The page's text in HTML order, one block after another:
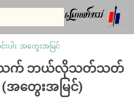
ပါး, အတွေးအမြင်
သက် ဘယ်လိုသတ်သတ်
တွေးအမြင်)